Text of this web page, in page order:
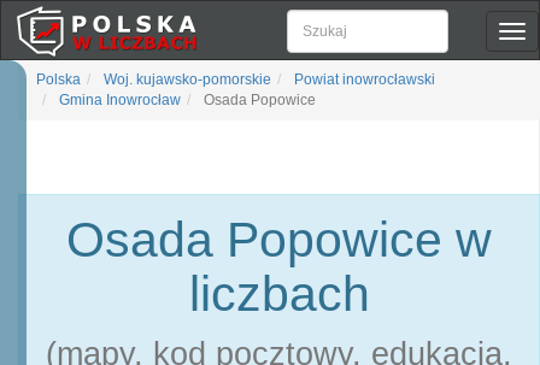
Polska Woj. kujawsko-pomorskie
Powiat inowrocławski
Gmina Inowrocław
Osada Popowice
Osada Popowice w
liczbach
(mapy, kod pocztowy, edukacja,